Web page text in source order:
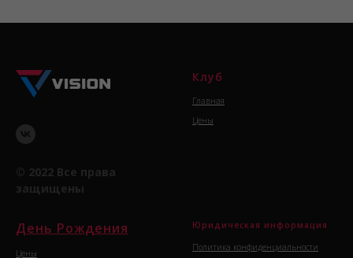
© 2022 Все права
защищены
Клуб
Главная
Цены
День Рождения
Цены
Юридическая информация
Политика конфиденциальности